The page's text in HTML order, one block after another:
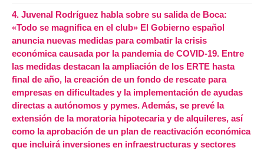
4. Juvenal Rodríguez habla sobre su salida de Boca:
«Todo se magnifica en el club» El Gobierno español
anuncia nuevas medidas para combatir la crisis
económica causada por la pandemia de COVID-19. Entre
las medidas destacan la ampliación de los ERTE hasta
final de año, la creación de un fondo de rescate para
empresas en dificultades y la implementación de ayudas
directas a autónomos y pymes. Además, se prevé la
extensión de la moratoria hipotecaria y de alquileres, así
como la aprobación de un plan de reactivación económica
que incluirá inversiones en infraestructuras y sectores